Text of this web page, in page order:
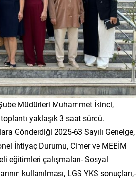
Müdürleri Muhammet İkinci,
yaklaşık 3 saat sürdü.
Gönderdiği 2025-63 Sayılı Genelge,
İhtiyaç Durumu, Cimer ve MEBİM
eğitimleri çalışmaları- Sosyal
kullanılması, LGS YKS sonuçları,-